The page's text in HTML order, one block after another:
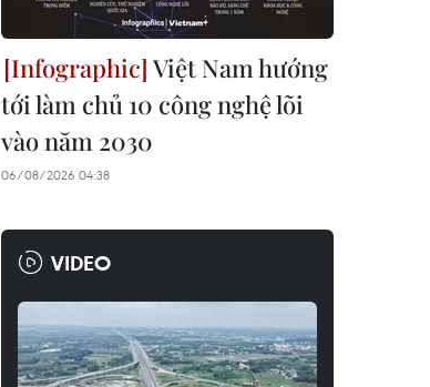
Việt Nam hướng
tới làm chủ 10 công nghệ lõi
vào năm 2030
06/08/2026 04:38
VIDEO